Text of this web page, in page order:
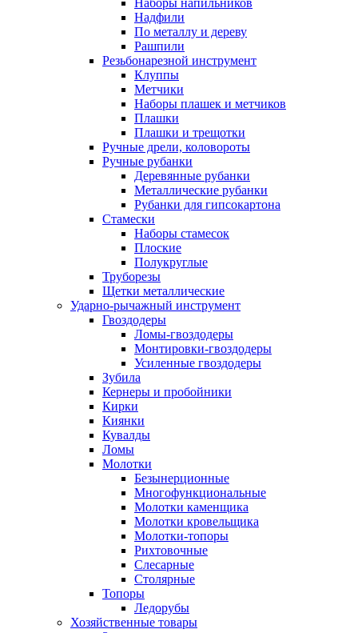
Наборы напильников
Надфили
По металлу и дереву
Рашпили
Резьбонарезной инструмент
Клуппы
Метчики
Наборы плашек и метчиков
Плашки
Плашки и трещотки
Ручные дрели, коловороты
Ручные рубанки
Деревянные рубанки
Металлические рубанки
Рубанки для гипсокартона
Стамески
Наборы стамесок
Плоские
Полукруглые
Труборезы
Щетки металлические
Ударно-рычажный инструмент
Гвоздодеры
Ломы-гвоздодеры
Монтировки-гвоздодеры
Усиленные гвоздодеры
Зубила
Кернеры и пробойники
Кирки
Киянки
Кувалды
Ломы
Молотки
Безынерционные
Многофункциональные
Молотки каменщика
Молотки кровельщика
Молотки-топоры
Рихтовочные
Слесарные
Столярные
Топоры
Ледорубы
Хозяйственные товары